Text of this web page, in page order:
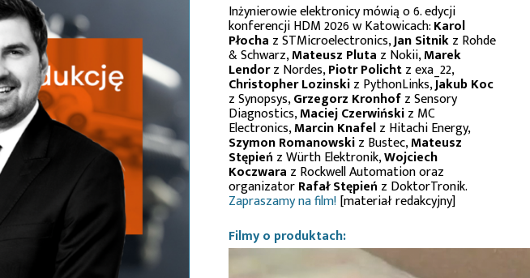
Inżynierowie elektronicy mówią o 6. edycji
konferencji HDM 2026 w Katowicach:Karol
Płocha z STMicroelectronics,Jan Sitnikz Rohde
& Schwarz,Mateusz Pluta z Nokii,Marek
Lendorz Nordes,Piotr Polichtz exa_22,
Christopher Lozinskiz PythonLinks,Jakub Koc
z Synopsys,Grzegorz Kronhofz Sensory
Diagnostics,Maciej Czerwińskiz MC
Electronics,Marcin Knafelz Hitachi Energy,
Szymon Romanowskiz Bustec,Mateusz
Stępień z Würth Elektronik,Wojciech
Koczwara z Rockwell Automation oraz
organizatorRafał Stępień z DoktorTronik.
Zapraszamy na film![materiał redakcyjny]
Filmy o produktach: